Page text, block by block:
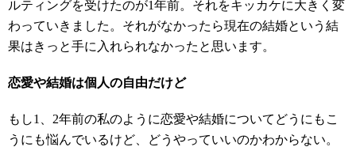
ルティングを受けたのが1年前。それをキッカケに大きく変
わっていきました。それがなかったら現在の結婚という結
果はきっと手に入れられなかったと思います。
恋愛や結婚は個人の自由だけど
もし1、2年前の私のように恋愛や結婚についてどうにもこ
うにも悩んでいるけど、どうやっていいのかわからない。